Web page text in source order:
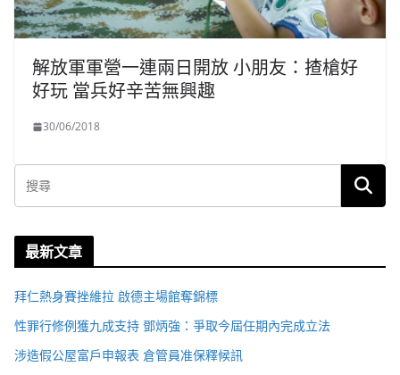
解放軍軍營一連兩日開放 小朋友：揸槍好
好玩 當兵好辛苦無興趣
30/06/2018
最新文章
拜仁熱身賽挫維拉 啟德主場館奪錦標
性罪行修例獲九成支持 鄧炳強：爭取今屆任期內完成立法
涉造假公屋富戶申報表 倉管員准保釋候訊